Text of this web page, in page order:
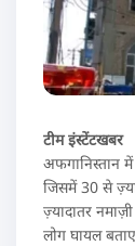
टीम इंस्टेंटखबर
अफगानिस्तान
जिसमें 30 से
ज़्यादातर
लोग घायल